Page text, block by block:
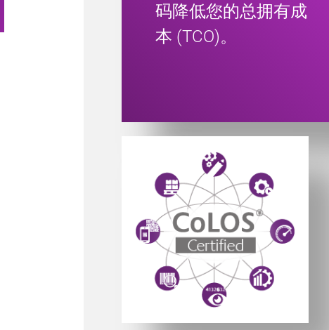
码降低您的总拥有成
本 (TCO)。